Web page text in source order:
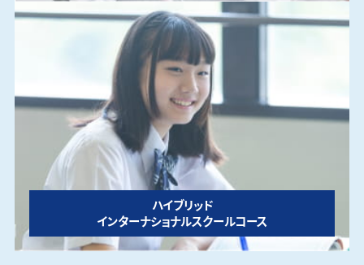
ハイブリッド
インターナショナルスクールコース